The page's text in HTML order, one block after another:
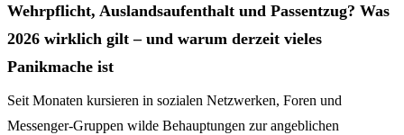
Wehrpflicht, Auslandsaufenthalt und Passentzug? Was
2026 wirklich gilt – und warum derzeit vieles
Panikmache ist
Seit Monaten kursieren in sozialen Netzwerken, Foren und
Messenger-Gruppen wilde Behauptungen zur angeblichen